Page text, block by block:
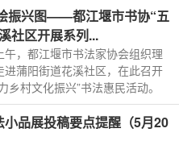
振兴图——都江堰市书协“五
社区开展系列...
，都江堰市书法家协会组织理
进蒲阳街道花溪社区，在此召开
乡村文化振兴”书法惠民活动。
小品展投稿要点提醒（5月20